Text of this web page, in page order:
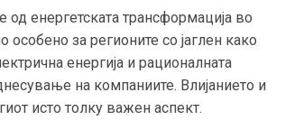
енергетската трансформација во
за регионите со јаглен како
енергија и рационалната
на компаниите. Влијанието и
исто толку важен аспект.